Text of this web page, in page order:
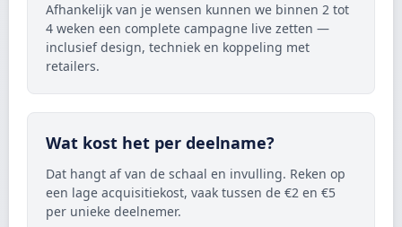
Afhankelijk van je wensen kunnen we binnen 2 tot
4 weken een complete campagne live zetten —
inclusief design, techniek en koppeling met
retailers.
Wat kost het per deelname?
Dat hangt af van de schaal en invulling. Reken op
een lage acquisitiekost, vaak tussen de €2 en €5
per unieke deelnemer.